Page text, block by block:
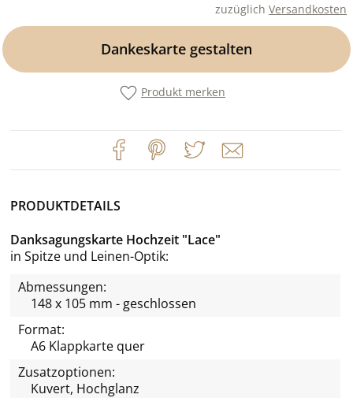
zuzüglich Versandkosten
Dankeskarte gestalten
Produkt merken
PRODUKTDETAILS
Danksagungskarte Hochzeit "Lace"
in Spitze und Leinen-Optik
Abmessungen:
148 x 105 mm - geschlossen
Format:
A6 Klappkarte quer
Zusatzoptionen:
Kuvert, Hochglanz